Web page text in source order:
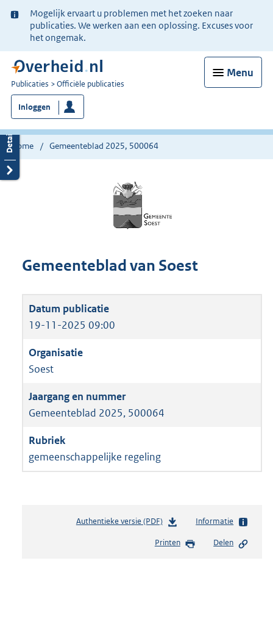
Ter
informatie:
Mogelijk ervaart u problemen met het zoeken naar
publicaties. We werken aan een oplossing. Excuses voor
het ongemak.
Menu
U
bent
nu
hier:
Publicaties Officiële publicaties
Inloggen
Home Gemeenteblad 2025, 500064
Gemeenteblad van Soest
19-11-2025 09:00
Soest
Gemeenteblad 2025, 500064
gemeenschappelijke regeling
Authentieke versie (PDF)b
s
Informatie
Printen Delen